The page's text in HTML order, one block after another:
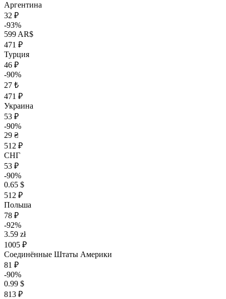
Аргентина
32 ₽
-93%
599 AR$
471 ₽
Турция
46 ₽
-90%
27 ₺
471 ₽
Украина
53 ₽
-90%
29 ₴
512 ₽
СНГ
53 ₽
-90%
0.65 $
512 ₽
Польша
78 ₽
-92%
3.59 zł
1005 ₽
Соединённые Штаты Америки
81 ₽
-90%
0.99 $
813 ₽